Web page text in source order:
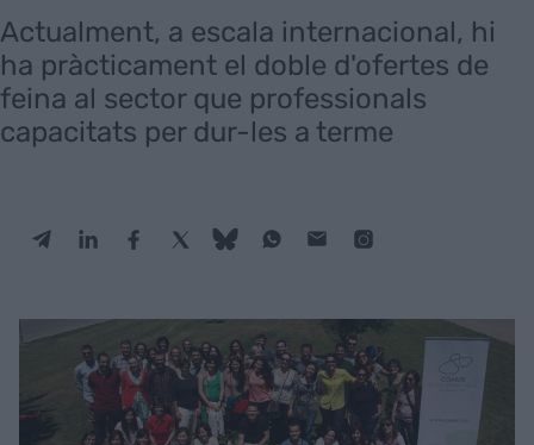
Actualment, a escala internacional, hi
ha pràcticament el doble d'ofertes de
feina al sector que professionals
capacitats per dur-les a terme